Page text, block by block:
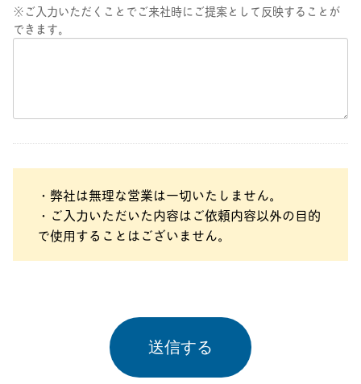
※ご入力いただくことでご来社時にご提案として反映することが
できます。
・弊社は無理な営業は一切いたしません。
・ご入力いただいた内容はご依頼内容以外の目的
で使用することはございません。
送信する